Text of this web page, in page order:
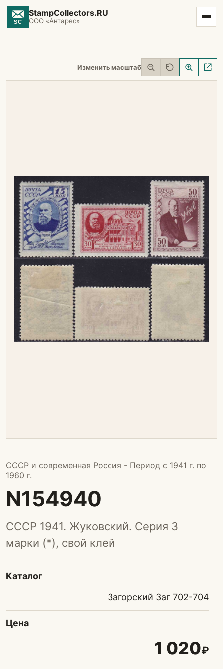
StampCollectors.RU
ООО «Антарес»
Изменить масштаб
СССР и современная Россия - Период с 1941 г. по
1960 г.
N154940
СССР 1941. Жуковский. Серия 3
марки (*), свой клей
Каталог
Загорский Заг 702-704
Цена
1 020₽